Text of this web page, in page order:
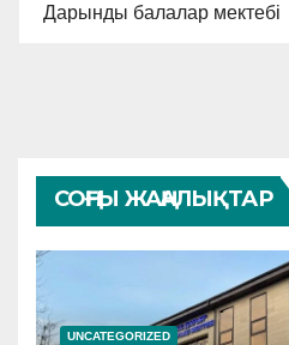
Дарынды балалар мектебі
СОҢҒЫ ЖАҢАЛЫҚТАР
UNCATEGORIZED